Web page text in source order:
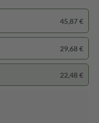
45,87 €
29,68 €
22,48 €